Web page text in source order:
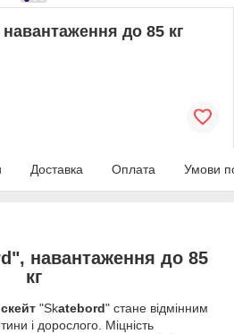
до 85 кг
Доставка Оплата Умови
", навантаження до 85
кг
скейт "Skatebord" стане відмінним
і дорослого. Міцність